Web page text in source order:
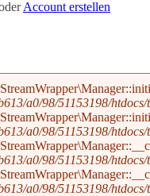
Account erstellen
a0/98/51153198/
a0/98/51153198/
a0/98/51153198/
a0/98/51153198/